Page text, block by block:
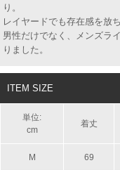
り。
レイヤードでも存在感を放
男性だけでなく、メンズラ
りました。
ITEM SIZE
単位:
cm
着丈
M 69